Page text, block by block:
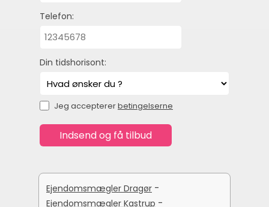
Telefon:
Din tidshorisont:
Jeg acceptererbetingelserne
Ejendomsmægler Dragør -
Ejendomsmægler Kastrup -